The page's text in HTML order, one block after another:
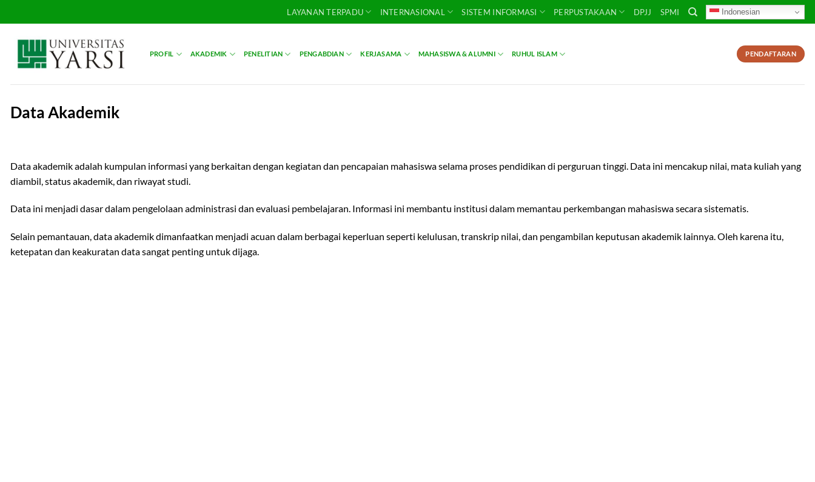
to
content
LAYANAN TERPADU INTERNASIONAL SISTEM INFORMASI PERPUSTAKAAN DPJJ SPMI Indonesian
PROFIL AKADEMIK PENELITIAN PENGABDIAN KERJASAMA MAHASISWA & ALUMNI RUHUL ISLAM PENDAFTARAN
Data Akademik
Data akademik adalah kumpulan informasi yang berkaitan dengan kegiatan dan pencapaian mahasiswa selama proses pendidikan di perguruan tinggi. Data ini mencakup nilai, mata kuliah yang
diambil, status akademik, dan riwayat studi.
Data ini menjadi dasar dalam pengelolaan administrasi dan evaluasi pembelajaran. Informasi ini membantu institusi dalam memantau perkembangan mahasiswa secara sistematis.
Selain pemantauan, data akademik dimanfaatkan menjadi acuan dalam berbagai keperluan seperti kelulusan, transkrip nilai, dan pengambilan keputusan akademik lainnya. Oleh karena itu,
ketepatan dan keakuratan data sangat penting untuk dijaga.